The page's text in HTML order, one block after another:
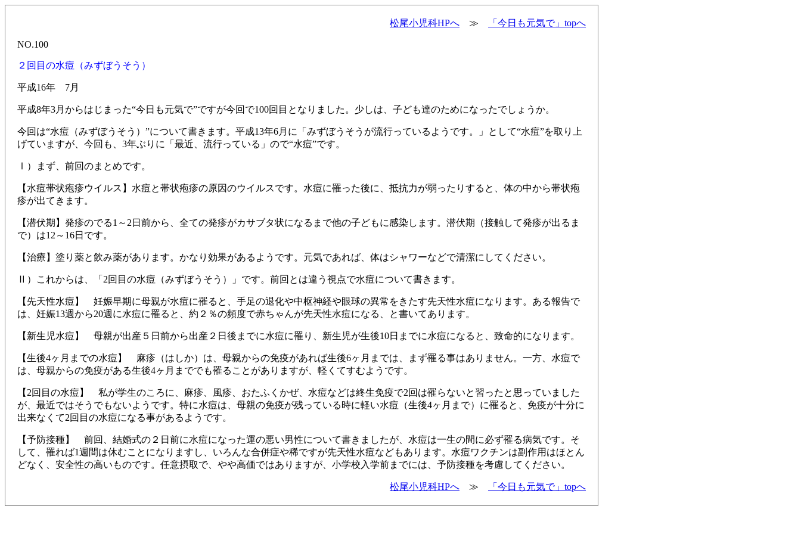
松尾小児科HPへ ≫ 「今日も元気で」topへ
NO.100
２回目の水痘（みずぼうそう）
平成16年 7月
平成8年3月からはじまった“今日も元気で”ですが今回で100回目となりました。少しは、子ども達のためになったでしょうか。
今回は“水痘（みずぼうそう）”について書きます。平成13年6月に「みずぼうそうが流行っているようです。」として“水痘”を取り上
げていますが、今回も、3年ぶりに「最近、流行っている」ので“水痘”です。
Ⅰ）まず、前回のまとめです。
【水痘帯状疱疹ウイルス】水痘と帯状疱疹の原因のウイルスです。水痘に罹った後に、抵抗力が弱ったりすると、体の中から帯状疱
疹が出てきます。
【潜伏期】発疹のでる1～2日前から、全ての発疹がカサブタ状になるまで他の子どもに感染します。潜伏期（接触して発疹が出るま
で）は12～16日です。
【治療】塗り薬と飲み薬があります。かなり効果があるようです。元気であれば、体はシャワーなどで清潔にしてください。
Ⅱ）これからは、「2回目の水痘（みずぼうそう）」です。前回とは違う視点で水痘について書きます。
【先天性水痘】 妊娠早期に母親が水痘に罹ると、手足の退化や中枢神経や眼球の異常をきたす先天性水痘になります。ある報告で
は、妊娠13週から20週に水痘に罹ると、約２％の頻度で赤ちゃんが先天性水痘になる、と書いてあります。
【新生児水痘】 母親が出産５日前から出産２日後までに水痘に罹り、新生児が生後10日までに水痘になると、致命的になります。
【生後4ヶ月までの水痘】 麻疹（はしか）は、母親からの免疫があれば生後6ヶ月までは、まず罹る事はありません。一方、水痘で
は、母親からの免疫がある生後4ヶ月まででも罹ることがありますが、軽くてすむようです。
【2回目の水痘】 私が学生のころに、麻疹、風疹、おたふくかぜ、水痘などは終生免疫で2回は罹らないと習ったと思っていました
が、最近ではそうでもないようです。特に水痘は、母親の免疫が残っている時に軽い水痘（生後4ヶ月まで）に罹ると、免疫が十分に
出来なくて2回目の水痘になる事があるようです。
【予防接種】 前回、結婚式の２日前に水痘になった運の悪い男性について書きましたが、水痘は一生の間に必ず罹る病気です。そ
して、罹れば1週間は休むことになりますし、いろんな合併症や稀ですが先天性水痘などもあります。水痘ワクチンは副作用はほとん
どなく、安全性の高いものです。任意摂取で、やや高価ではありますが、小学校入学前までには、予防接種を考慮してください。
松尾小児科HPへ ≫ 「今日も元気で」topへ